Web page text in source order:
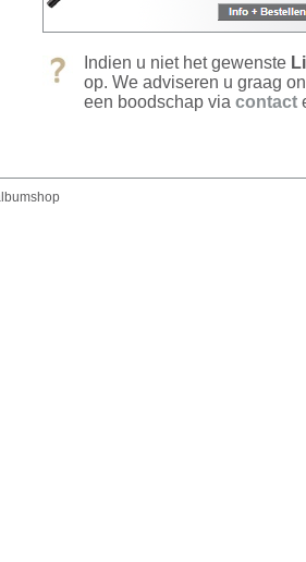
Indien u niet het gewenste
op. We adviseren u graag
een boodschap via contact